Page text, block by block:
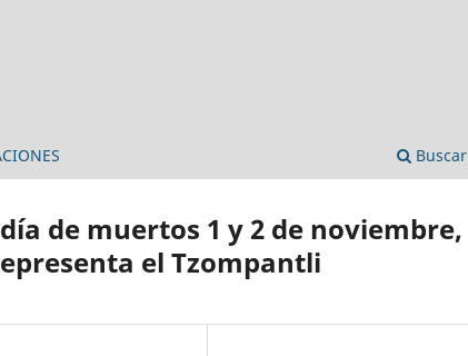
Buscar
de muertos 1 y 2 de noviembre,
el Tzompantli